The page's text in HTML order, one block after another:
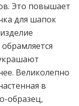
Это повышает
для шапок
Великолепно
в
образец,